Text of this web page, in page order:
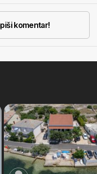
komentar!